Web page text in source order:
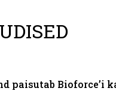
paisutab Bioforce’i